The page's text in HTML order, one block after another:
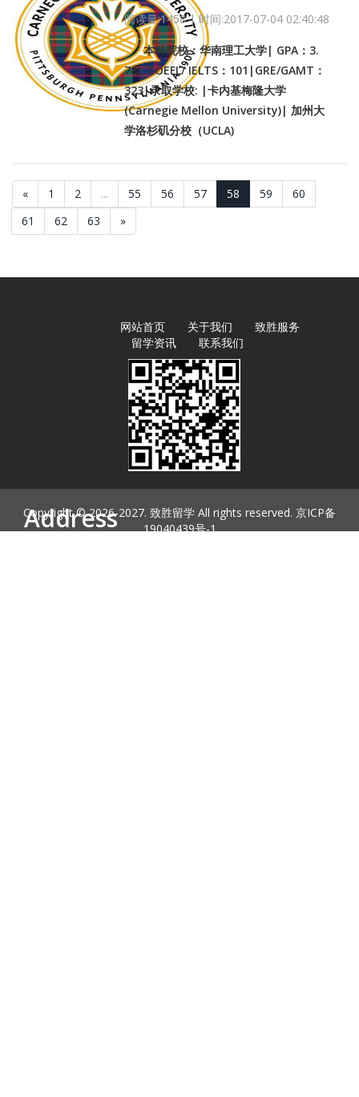
阅读量:1458 | 时间:2017-07-04 02:40:48
本科院校：华南理工大学| GPA：3.
78| TOEFL/ IELTS：101|GRE/GAMT：
323|录取学校: |卡内基梅隆大学
(Carnegie Mellon University)| 加州大
学洛杉矶分校（UCLA)
« 1 2 ... 55 56 57 58 59
60
61
62 63 »
网站首页 关于我们
致胜服务
留学资讯
联系我们
Address
Copyright © 2026-2027. 致胜留学 All rights reserved. 京ICP备
19040439号-1